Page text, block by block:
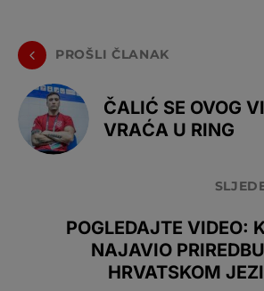
PROŠLI ČLANAK
ČALIĆ SE OVOG
VRAĆA U RING
POGLEDAJTE VIDEO:
NAJAVIO
HRVATSKOM